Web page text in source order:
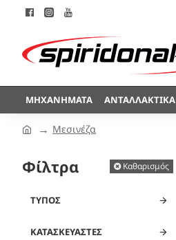
ΜΗΧΑΝΉΜΑΤΑ ΑΝΤΑΛΛΑΚΤΙΚΆ
Μεσινέζα
Φίλτρα Καθαρισμός
ΚΑΤΑΣΚΕΥΑΣΤΈΣ
ΤΎΠΟΣ